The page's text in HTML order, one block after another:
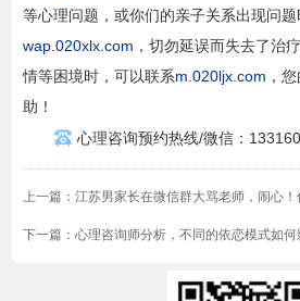
等心理问题，或你们的亲子关系出现问
wap.020xlx.com ，切勿延误而失去了治
情等困境时，可以联系m.020ljx.com ，
助！
心理咨询预约热线/微信：
上一篇： 江苏男家长在微信群大骂老师，闹心
下一篇： 心理咨询师分析，不同的依恋模式如何